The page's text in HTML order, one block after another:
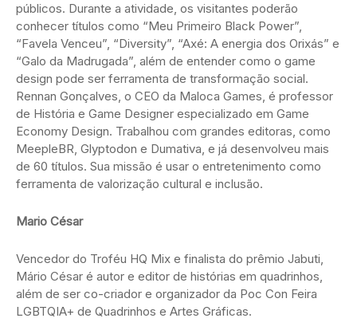
públicos. Durante a atividade, os visitantes poderão
conhecer títulos como “Meu Primeiro Black Power”,
“Favela Venceu”, “Diversity”, “Axé: A energia dos Orixás” e
“Galo da Madrugada”, além de entender como o game
design pode ser ferramenta de transformação social.
Rennan Gonçalves, o CEO da Maloca Games, é professor
de História e Game Designer especializado em Game
Economy Design. Trabalhou com grandes editoras, como
MeepleBR, Glyptodon e Dumativa, e já desenvolveu mais
de 60 títulos. Sua missão é usar o entretenimento como
ferramenta de valorização cultural e inclusão.
Mario César
Vencedor do Troféu HQ Mix e finalista do prêmio Jabuti,
Mário César é autor e editor de histórias em quadrinhos,
além de ser co-criador e organizador da Poc Con Feira
LGBTQIA+ de Quadrinhos e Artes Gráficas.